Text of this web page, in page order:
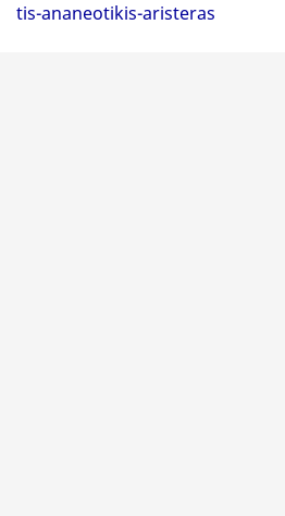
tis-ananeotikis-aristeras